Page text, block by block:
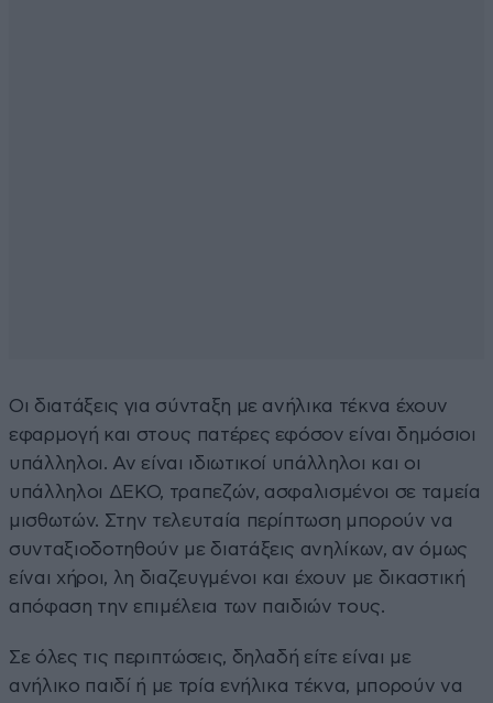
Οι διατάξεις για σύνταξη με ανήλικα τέκνα έχουν
εφαρμογή και στους πατέρες εφόσον είναι δημόσιοι
υπάλληλοι. Αν είναι ιδιωτικοί υπάλληλοι και οι
υπάλληλοι ΔΕΚΟ, τραπεζών, ασφαλισμένοι σε ταμεία
μισθωτών. Στην τελευταία περίπτωση μπορούν να
συνταξιοδοτηθούν με διατάξεις ανηλίκων, αν όμως
είναι χήροι, λη διαζευγμένοι και έχουν με δικαστική
απόφαση την επιμέλεια των παιδιών τους.
Σε όλες τις περιπτώσεις, δηλαδή είτε είναι με
ανήλικο παιδί ή με τρία ενήλικα τέκνα, μπορούν να